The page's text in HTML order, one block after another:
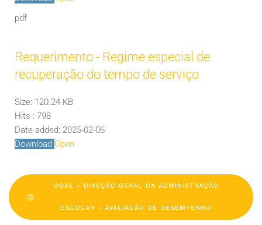
pdf
Requerimento - Regime especial de
recuperação do tempo de serviço
Size: 120.24 KB
Hits : 798
Date added: 2025-02-06
Download Open
DGAE - DIREÇÃO GERAL DA ADMINISTRAÇÃO
ESCOLAR - AVALIAÇÃO DE DESEMPENHO